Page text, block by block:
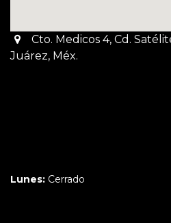
Cto. Medicos 4, Cd.
Juárez, Méx.
Lunes: Cerrado